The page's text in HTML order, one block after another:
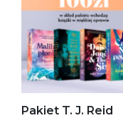
Pakiet T. J. Reid